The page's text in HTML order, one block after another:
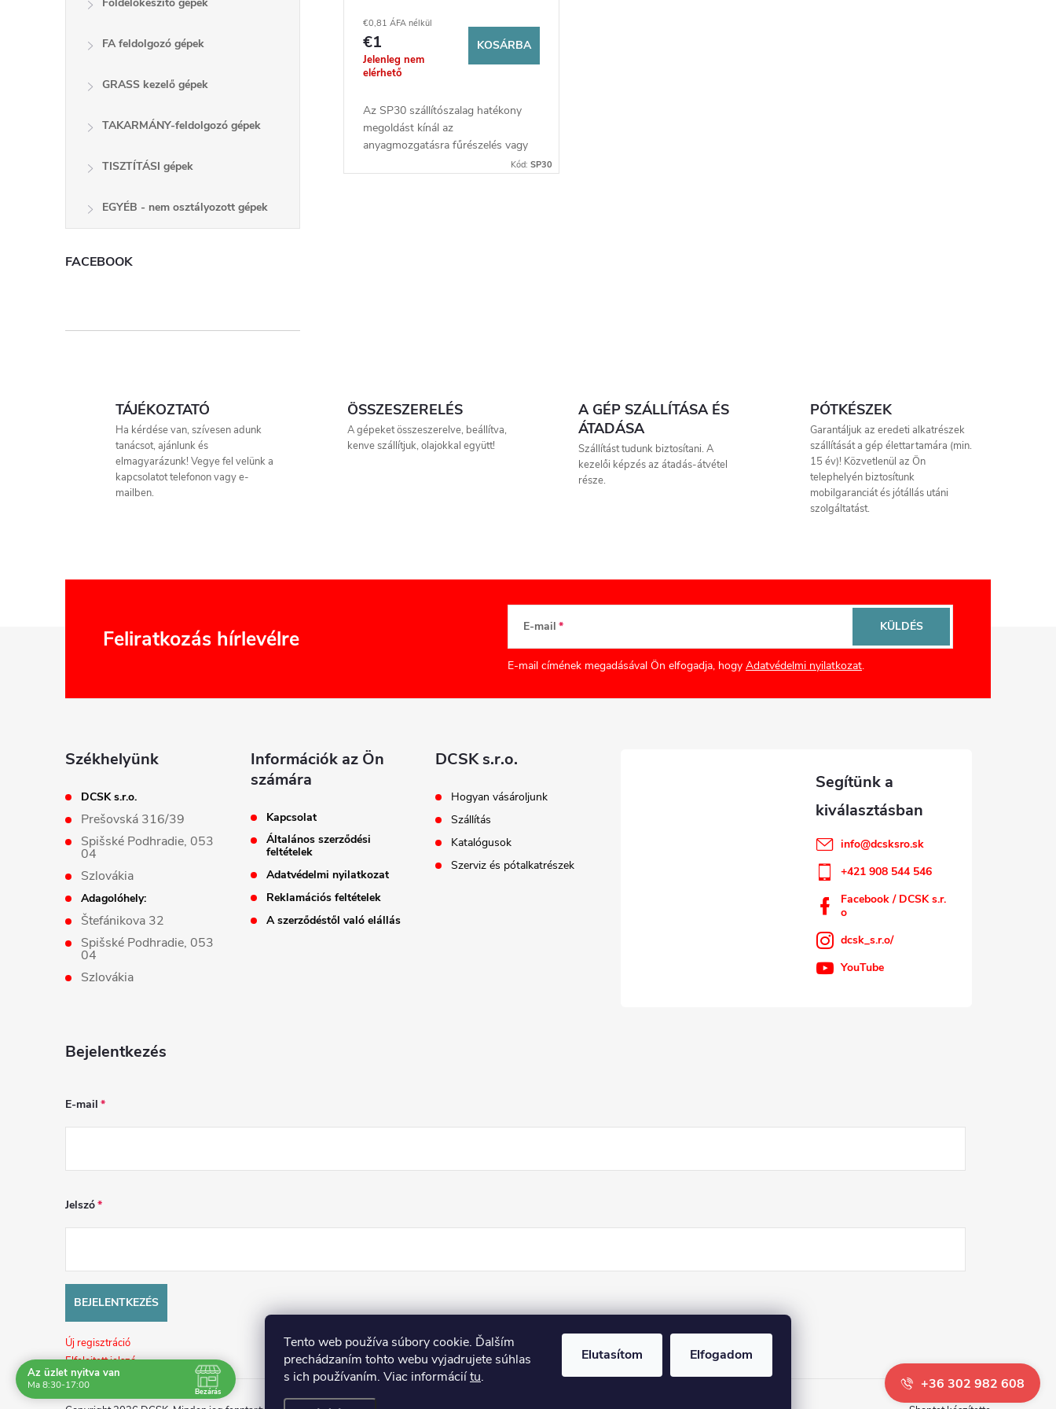
Tento web používa súbory cookie. Ďalším
prechádzaním tohto webu vyjadrujete súhlas
s ich používaním. Viac informáciítu.
Elutasítom Elfogadom
FA feldolgozó gépek
GRASS kezelő gépek
TAKARMÁNY-feldolgozó gépek
TISZTÍTÁSI gépek
EGYÉB - nem osztályozott gépek
FACEBOOK
z
s
€0,81 ÁFA nélkül
€1
Jelenleg nem
elérhető
KOSÁRBA
Az SP30 szállítószalag hatékony
megoldást kínál az
anyagmozgatásra fűrészelés vagy
fa feldolgozás során. Masszív kivitel,
Kód:SP30
r
á
t
l
m
i
TÁJÉKOZTATÓ
Ha kérdése van, szívesen adunk
tanácsot, ajánlunk és
elmagyarázunk! Vegye fel velünk a
kapcsolatot telefonon vagy e-
mailben.
ÖSSZESZERELÉS
A gépeket összeszerelve, beállítva,
kenve szállítjuk, olajokkal együtt!
A GÉP SZÁLLÍTÁSA ÉS
ÁTADÁSA
Szállítást tudunk biztosítani. A
kezelői képzés az átadás-átvétel
része.
PÓTKÉSZEK
Garantáljuk az eredeti alkatrészek
szállítását a gép élettartamára (min.
15 év)! Közvetlenül az Ön
telephelyén biztosítunk
mobilgaranciát és jótállás utáni
szolgáltatást.
Feliratkozás hírlevélre E-mail
E-mail címének megadásával Ön elfogadja, hogy Adatvédelmi nyilatkozat.
KÜLDÉS
Székhelyünk
DCSK s.r.o.
Prešovská 316/39
Spišské Podhradie, 053
04
Szlovákia
Adagolóhely:
Štefánikova 32
Spišské Podhradie, 053
04
Szlovákia
Információk az Ön
számára
Kapcsolat
Általános szerződési
feltételek
Adatvédelmi nyilatkozat
Reklamációs feltételek
A szerződéstől való elállás
DCSK s.r.o.
Hogyan vásároljunk
Szállítás
Katalógusok
Szerviz és pótalkatrészek
info@dcsksro.sk
+421 908 544 546
Facebook / DCSK s.r.
o
dcsk_s.r.o/
YouTube
Bejelentkezés
E-mail
Jelszó
BEJELENTKEZÉS
Új regisztráció
Elfelejtett jelszó
+36 302 982 608
Az üzlet nyitva van
Ma 8:30-17:00
Bezárás
Látogasson el hozzánk
személyesen